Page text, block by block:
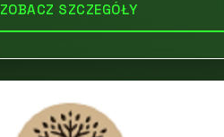
ZOBACZ SZCZEGÓŁY